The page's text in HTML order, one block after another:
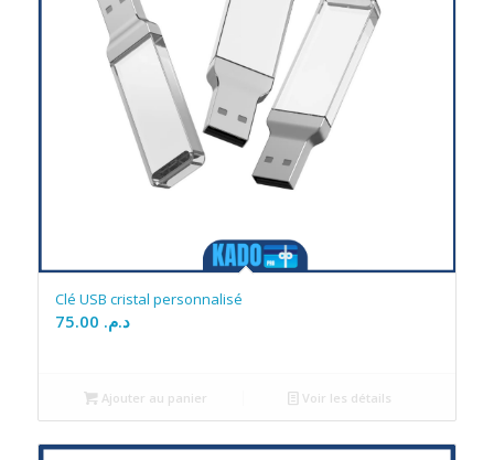
Clé USB cristal personnalisé
د.م.
Ajouter au panier Voir les détails